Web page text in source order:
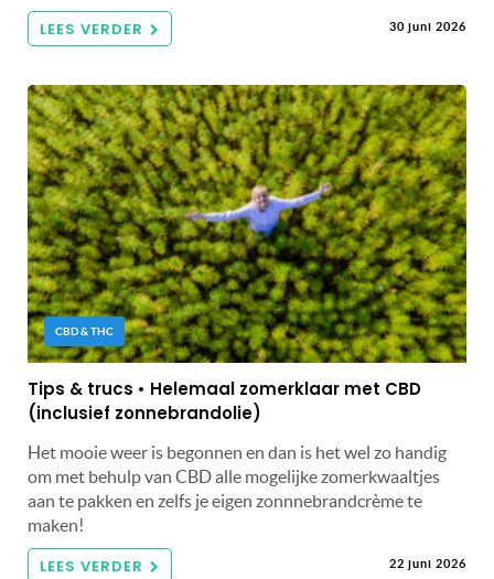
LEES VERDER 30 juni 2026
CBD & THC
Tips & trucs • Helemaal zomerklaar met CBD
(inclusief zonnebrandolie)
Het mooie weer is begonnen en dan is het wel zo handig
om met behulp van CBD alle mogelijke zomerkwaaltjes
aan te pakken en zelfs je eigen zonnnebrandcrème te
maken!
LEES VERDER 22 juni 2026